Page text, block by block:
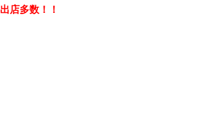
出店多数！！